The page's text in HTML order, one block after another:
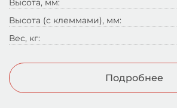
Высота, мм:
Высота (с клеммами), мм:
Вес, кг:
Подробнее